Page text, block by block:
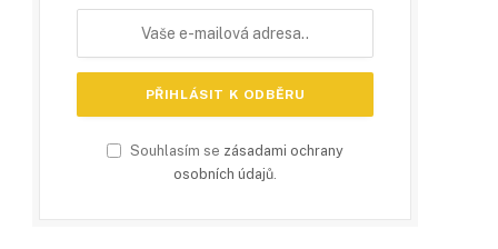
Souhlasím se zásadami ochrany
osobních údajů